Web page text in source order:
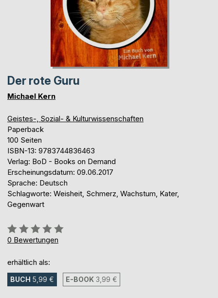
Der rote Guru
Michael Kern
Geistes-, Sozial- & Kulturwissenschaften
Paperback
100 Seiten
ISBN-13: 9783744836463
Verlag: BoD - Books on Demand
Erscheinungsdatum: 09.06.2017
Sprache: Deutsch
Schlagworte: Weisheit, Schmerz, Wachstum, Kater,
Gegenwart
Bewertung::
0%
0 Bewertungen
erhältlich als:
BUCH 5,99 € E-BOOK 3,99 €